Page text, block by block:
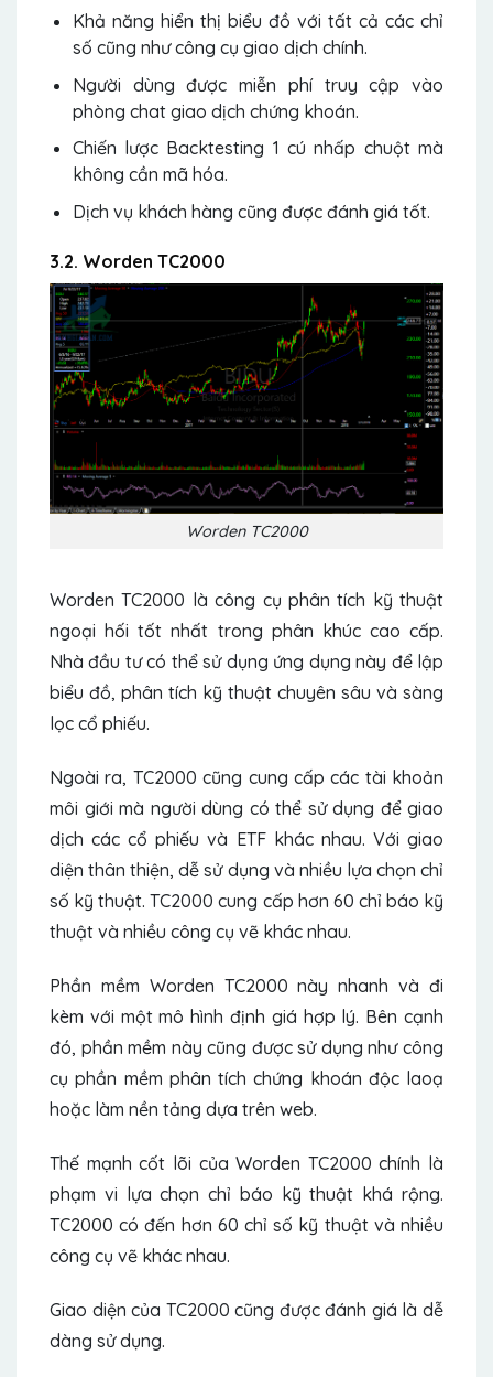
Khả năng hiển thị biểu đồ với tất cả các chỉ
số cũng như công cụ giao dịch chính.
Người dùng được miễn phí truy cập vào
phòng chat giao dịch chứng khoán.
Chiến lược Backtesting 1 cú nhấp chuột mà
không cần mã hóa.
Dịch vụ khách hàng cũng được đánh giá tốt.
3.2. Worden TC2000
Worden TC2000
Worden TC2000 là công cụ phân tích kỹ thuật
ngoại hối tốt nhất trong phân khúc cao cấp.
Nhà đầu tư có thể sử dụng ứng dụng này để lập
biểu đồ, phân tích kỹ thuật chuyên sâu và sàng
lọc cổ phiếu.
Ngoài ra, TC2000 cũng cung cấp các tài khoản
môi giới mà người dùng có thể sử dụng để giao
dịch các cổ phiếu và ETF khác nhau. Với giao
diện thân thiện, dễ sử dụng và nhiều lựa chọn chỉ
số kỹ thuật. TC2000 cung cấp hơn 60 chỉ báo kỹ
thuật và nhiều công cụ vẽ khác nhau.
Phần mềm Worden TC2000 này nhanh và đi
kèm với một mô hình định giá hợp lý. Bên cạnh
đó, phần mềm này cũng được sử dụng như công
cụ phần mềm phân tích chứng khoán độc laoạ
hoặc làm nền tảng dựa trên web.
Thế mạnh cốt lõi của Worden TC2000 chính là
phạm vi lựa chọn chỉ báo kỹ thuật khá rộng.
TC2000 có đến hơn 60 chỉ số kỹ thuật và nhiều
công cụ vẽ khác nhau.
Giao diện của TC2000 cũng được đánh giá là dễ
dàng sử dụng.